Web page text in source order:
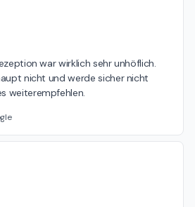
war wirklich sehr unhöflich.
nicht und werde sicher nicht
weiterempfehlen.